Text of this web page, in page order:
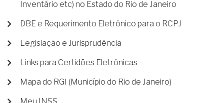
Inventário etc) no Estado do Rio de Janeiro
DBE e Requerimento Eletrônico para o RCPJ
Legislação e Jurisprudência
Links para Certidões Eletrônicas
Mapa do RGI (Município do Rio de Janeiro)